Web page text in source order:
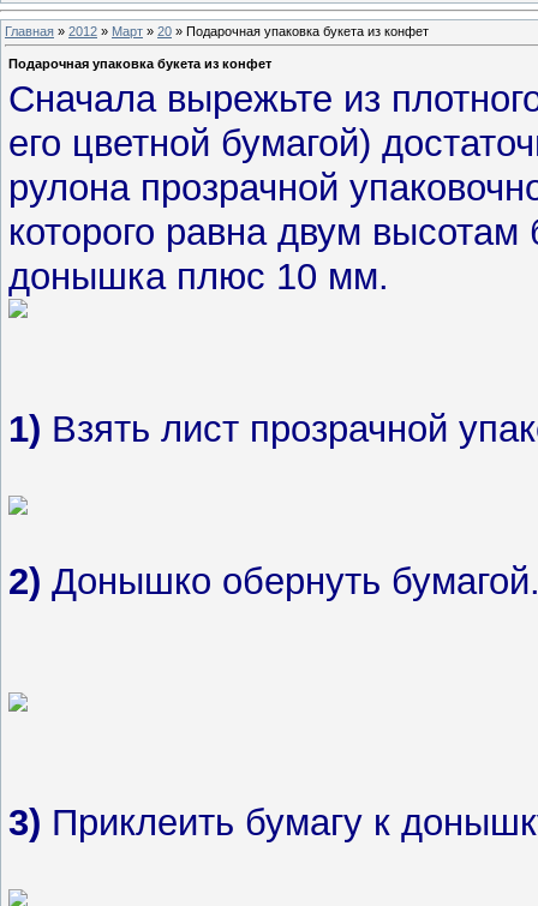
Главная » 2012 » Март » 20 » Подарочная упаковка букета из конфет
Подарочная упаковка букета из конфет
Сначала вырежьте из
его цветной бумагой)
рулона прозрачной
которого равна двум
донышка плюс 10 мм.
1) Взять лист прозрачной
2) Донышко обернуть
3) Приклеить бумагу к